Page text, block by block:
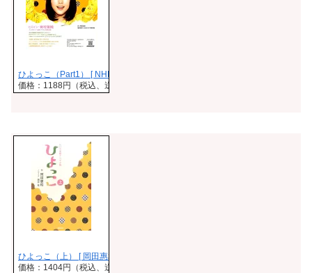
ひよっこ（Part1） [ NHK出版 ]
価格：1188円（税込、送料無料)
ひよっこ（上） [ 岡田惠和 ]
価格：1404円（税込、送料無料)